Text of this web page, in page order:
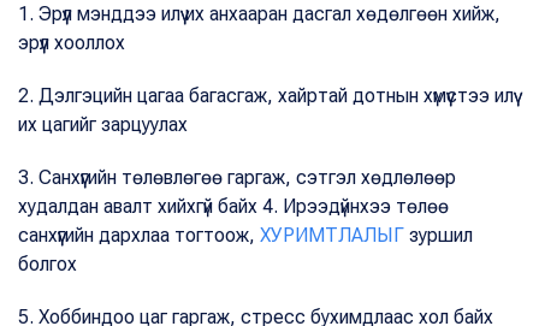
1. Эрүүл мэнддээ илүү их анхааран дасгал хөдөлгөөн хийж,
эрүүл хооллох
2. Дэлгэцийн цагаа багасгаж, хайртай дотнын хүмүүстээ илүү
их цагийг зарцуулах
3. Санхүүгийн төлөвлөгөө гаргаж, сэтгэл хөдлөлөөр
худалдан авалт хийхгүй байх 4. Ирээдүйнхээ төлөө
санхүүгийн дархлаа тогтоож, ХУРИМТЛАЛЫГ зуршил
болгох
5. Хоббиндоо цаг гаргаж, стресс бухимдлаас хол байх